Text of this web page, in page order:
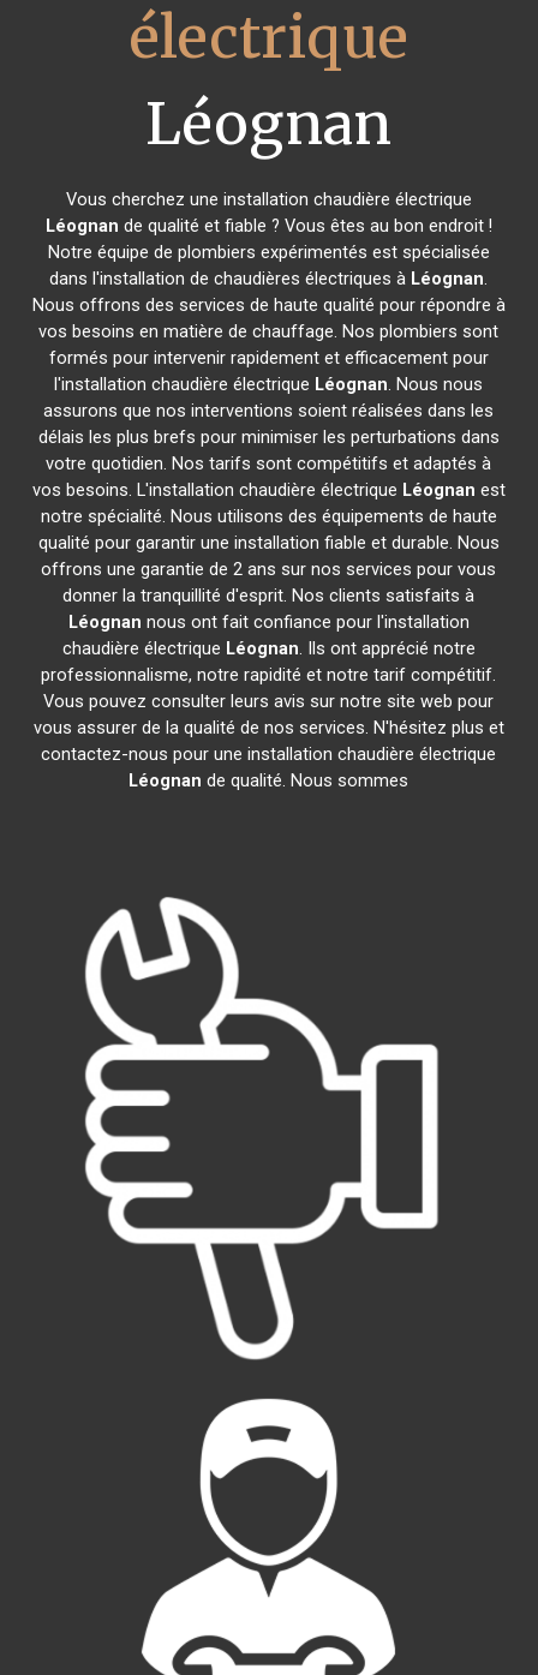
électrique
Léognan
Vous cherchez une installation chaudière électrique
Léognan de qualité et fiable ? Vous êtes au bon endroit !
Notre équipe de plombiers expérimentés est spécialisée
dans l'installation de chaudières électriques à Léognan.
Nous offrons des services de haute qualité pour répondre à
vos besoins en matière de chauffage. Nos plombiers sont
formés pour intervenir rapidement et efficacement pour
l'installation chaudière électrique Léognan. Nous nous
assurons que nos interventions soient réalisées dans les
délais les plus brefs pour minimiser les perturbations dans
votre quotidien. Nos tarifs sont compétitifs et adaptés à
vos besoins. L'installation chaudière électrique Léognan est
notre spécialité. Nous utilisons des équipements de haute
qualité pour garantir une installation fiable et durable. Nous
offrons une garantie de 2 ans sur nos services pour vous
donner la tranquillité d'esprit. Nos clients satisfaits à
Léognan nous ont fait confiance pour l'installation
chaudière électrique Léognan. Ils ont apprécié notre
professionnalisme, notre rapidité et notre tarif compétitif.
Vous pouvez consulter leurs avis sur notre site web pour
vous assurer de la qualité de nos services. N'hésitez plus et
contactez-nous pour une installation chaudière électrique
Léognan de qualité. Nous sommes